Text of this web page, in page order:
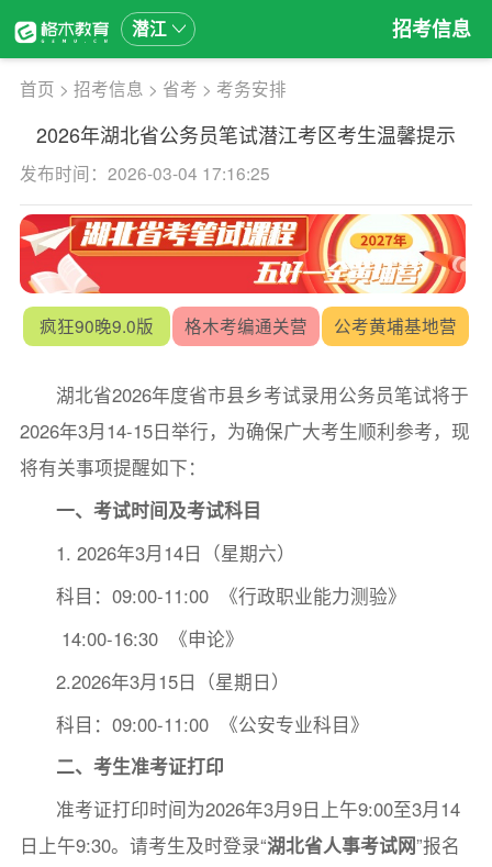
潜江 招考信息
首页 > 招考信息 > 省考 > 考务安排
2026年湖北省公务员笔试潜江考区考生温馨提示
发布时间：2026-03-04 17:16:25
疯狂90晚9.0版 格木考编通关营 公考黄埔基地营
湖北省2026年度省市县乡考试录用公务员笔试将于
2026年3月14-15日举行，为确保广大考生顺利参考，现
将有关事项提醒如下：
一、考试时间及考试科目
1. 2026年3月14日（星期六）
科目：09:00-11:00 《行政职业能力测验》
14:00-16:30 《申论》
2.2026年3月15日（星期日）
科目：09:00-11:00 《公安专业科目》
二、考生准考证打印
准考证打印时间为2026年3月9日上午9:00至3月14
日上午9:30。请考生及时登录“湖北省人事考试网”报名